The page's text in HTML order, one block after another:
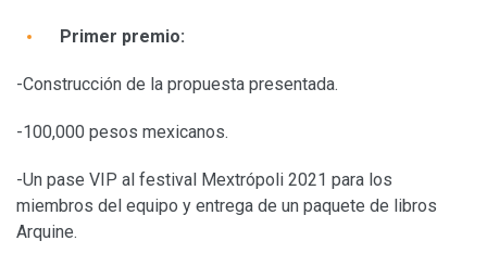
Primer premio:
-Construcción de la propuesta presentada.
-100,000 pesos mexicanos.
-Un pase VIP al festival Mextrópoli 2021 para los
miembros del equipo y entrega de un paquete de libros
Arquine.